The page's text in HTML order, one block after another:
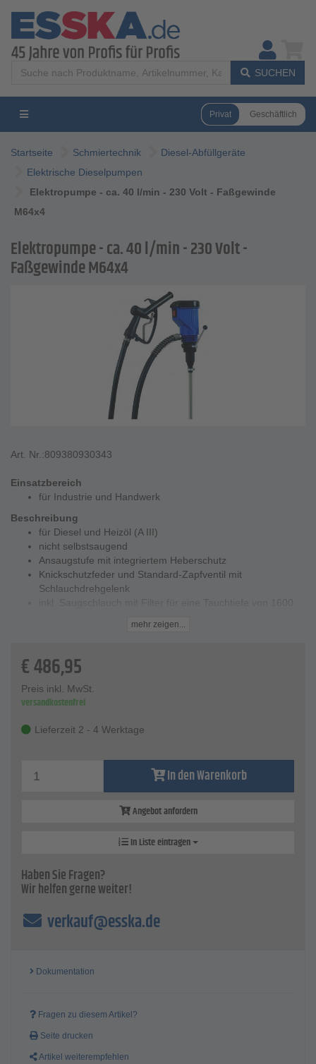
SUCHEN
Privat Geschäftlich
Startseite Schmiertechnik
Diesel-Abfüllgeräte
Elektrische Dieselpumpen
Elektropumpe - ca. 40 l/min - 230 Volt - Faßgewinde
M64x4
Elektropumpe - ca. 40 l/min - 230 Volt -
Faßgewinde M64x4
Art. Nr.:809380930343
Einsatzbereich
für Industrie und Handwerk
Beschreibung
für Diesel und Heizöl (A III)
nicht selbstsaugend
Ansaugstufe mit integriertem Heberschutz
Knickschutzfeder und Standard-Zapfventil mit
Schlauchdrehgelenk
Zapfschlauch - 2000 mm
Förderleistung - ca. 40 W
Breite - 400 mm
Länge - 400 mm
mehr zeigen...
€486,95
Preis inkl. MwSt.
versandkostenfrei
Lieferzeit 2 - 4 Werktage
In den Warenkorb
Angebot anfordern
In Liste eintragen
Haben Sie Fragen?
Wir helfen gerne weiter!
verkauf@esska.de
Dokumentation
Fragen zu diesem Artikel?
Seite drucken
Artikel weiterempfehlen